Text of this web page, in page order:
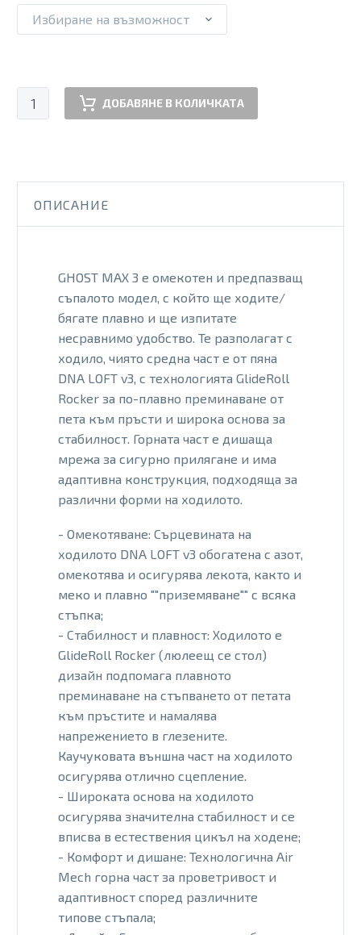
Избиране на възможност
количество
за
WX
BLK
ДОБАВЯНЕ В КОЛИЧКАТА
ОПИСАНИЕ
GHOST MAX 3 е омекотен и предпазващ
съпалото модел, с който ще ходите/
бягате плавно и ще изпитате
несравнимо удобство. Те разполагат с
ходило, чиято средна част е от пяна
DNA LOFT v3, с технологията GlideRoll
Rocker за по-плавно преминаване от
пета към пръсти и широка основа за
стабилност. Горната част е дишаща
мрежа за сигурно прилягане и има
адаптивна конструкция, подходяща за
различни форми на ходилото.
- Омекотяване: Сърцевината на
ходилото DNA LOFT v3 обогатена с азот,
омекотява и осигурява лекота, както и
меко и плавно ""приземяване"" с всяка
стъпка;
- Стабилност и плавност: Ходилото е
GlideRoll Rocker (люлеещ се стол)
дизайн подпомага плавното
преминаване на стъпването от петата
към пръстите и намалява
напрежението в глезените.
Каучуковата външна част на ходилото
осигурява отлично сцепление.
- Широката основа на ходилото
осигурява значителна стабилност и се
вписва в естествения цикъл на ходене;
- Комфорт и дишане: Технологична Air
Mech горна част за проветривост и
адаптивност според различните
типове стъпала;